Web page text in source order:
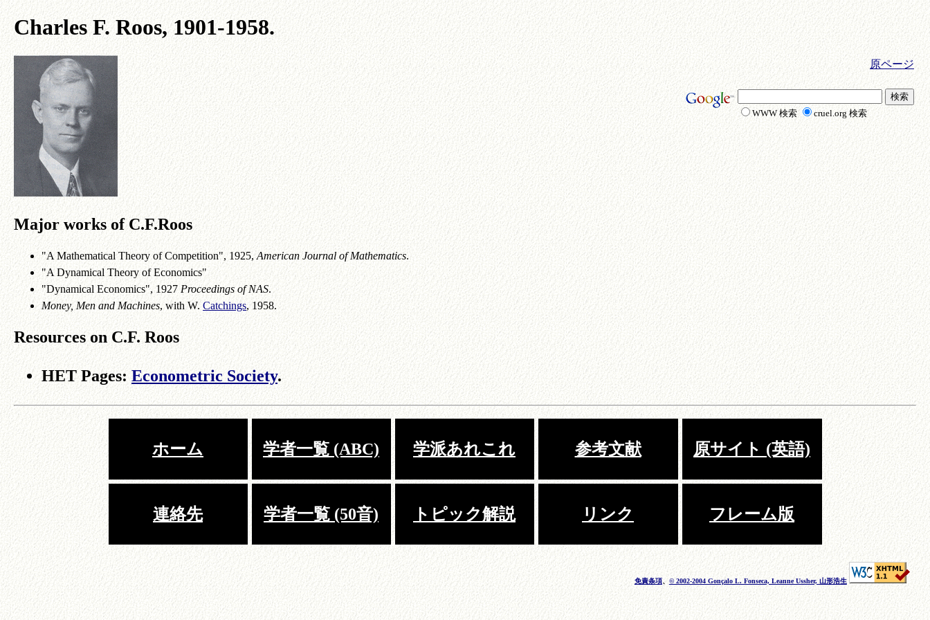
Charles F. Roos, 1901-1958.
原ページ
WWW 検索 cruel.org 検索
Major works of C.F.Roos
"A Mathematical Theory of Competition", 1925,American Journal of Mathematics.
"A Dynamical Theory of Economics"
"Dynamical Economics", 1927Proceedings of NAS.
Money, Men and Machines, with W.Catchings, 1958.
Resources on C.F. Roos
HET Pages:Econometric Society.
ホーム 学者一覧 (ABC) 学派あれこれ 参考文献 原サイト (英語)
連絡先 学者一覧 (50音) トピック解説 リンク フレーム版
免責条項、 © 2002-2004 Gonçalo L. Fonseca, Leanne Ussher, 山形浩生